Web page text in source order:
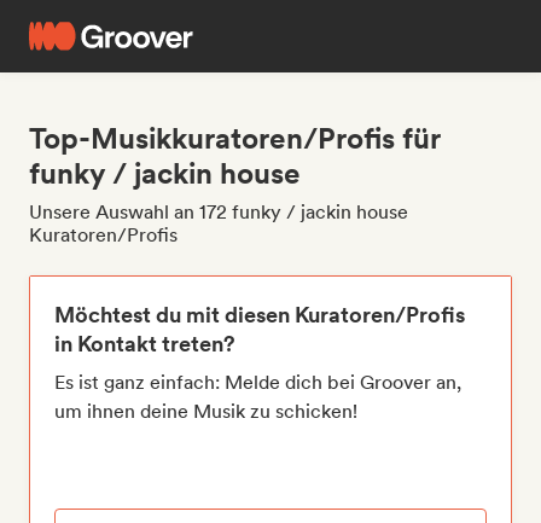
Top-Musikkuratoren/Profis für
funky / jackin house
Unsere Auswahl an 172 funky / jackin house
Kuratoren/Profis
Möchtest du mit diesen Kuratoren/Profis
in Kontakt treten?
Es ist ganz einfach: Melde dich bei Groover an,
um ihnen deine Musik zu schicken!